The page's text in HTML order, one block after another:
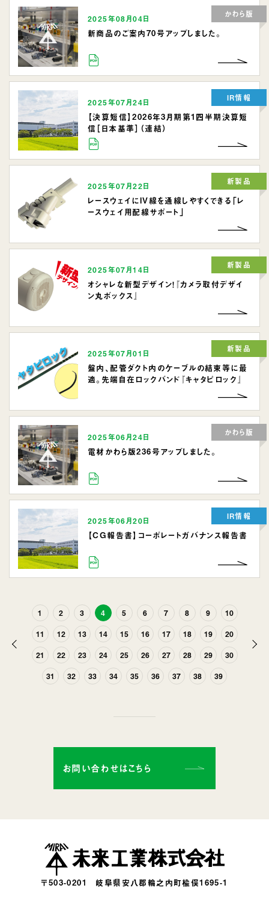
2025年08月04日
新商品のご案内70号アップしました。
かわら版
2025年07月24日
【決算短信】2026年3月期第1四半期決算短
信［日本基準］（連結）
IR情報
2025年07月22日
レースウェイにIV線を通線しやすくできる「レ
ースウェイ用配線サポート」
新製品
2025年07月14日
オシャレな新型デザイン！『カメラ取付デザイ
ン丸ボックス』
新製品
2025年07月01日
盤内、配管ダクト内のケーブルの結束等に最
適。先端自在ロックバンド『キャタピロック』
新製品
2025年06月24日
電材かわら版236号アップしました。
かわら版
2025年06月20日
【CG報告書】コーポレートガバナンス報告書
IR情報
前
1 2 3 4 5 6 7 8 9
10
11
12 13 14 15 16 17 18 19
20
21
22 23 24 25 26 27 28 29
30
31
32 33 34 35 36 37 38 39
次
お問い合わせはこちら
〒503-0201 岐阜県安八郡輪之内町楡俣1695-1